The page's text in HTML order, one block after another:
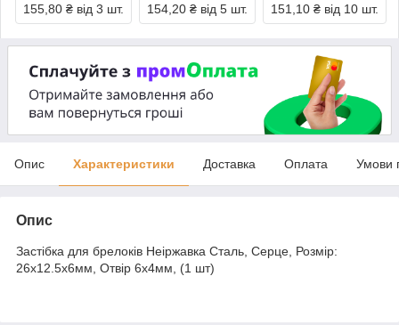
155,80 ₴ від 3 шт. 154,20 ₴ від 5 шт. 151,10 ₴ від 10 шт.
Опис Характеристики Доставка Оплата Умови
Опис
Застібка для брелоків Неіржавка Сталь, Серце, Розмір:
26x12.5x6мм, Отвір 6х4мм, (1 шт)